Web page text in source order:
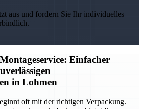
aus und fordern Sie Ihr individuelles
Einfacher
in Lohmen
oft mit der richtigen Verpackung.